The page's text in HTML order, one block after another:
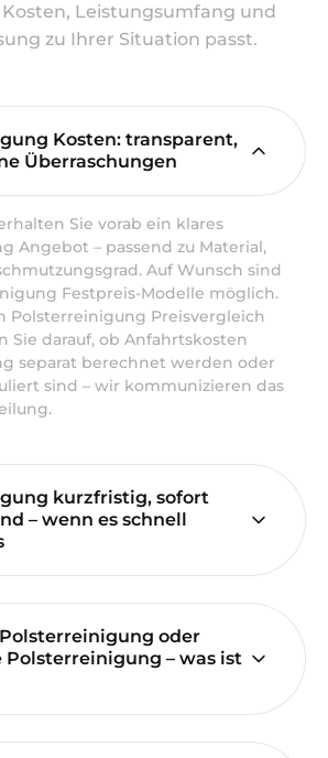
Leistungsumfang und
zu Ihrer Situation passt.
Kosten: transparent,
Überraschungen
Sie vorab ein klares
Angebot – passend zu Material,
Auf Wunsch sind
Festpreis-Modelle möglich.
Polsterreinigung Preisvergleich
Sie darauf, ob Anfahrtskosten
separat berechnet werden oder
sind – wir kommunizieren das
kurzfristig, sofort
– wenn es schnell
oder
Polsterreinigung – was ist